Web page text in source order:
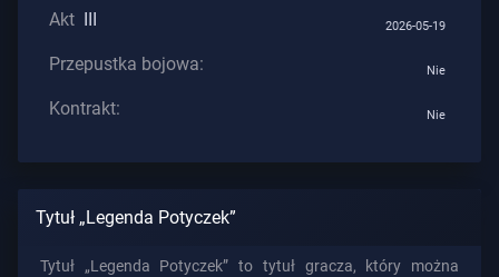
Aktualności
Wszystkie
Akt III 2026-05-19
Przepustka bojowa: Nie
Kontrakt: Nie
Tytuł „Legenda Potyczek”
Tytuł „Legenda Potyczek” to tytuł gracza, który można